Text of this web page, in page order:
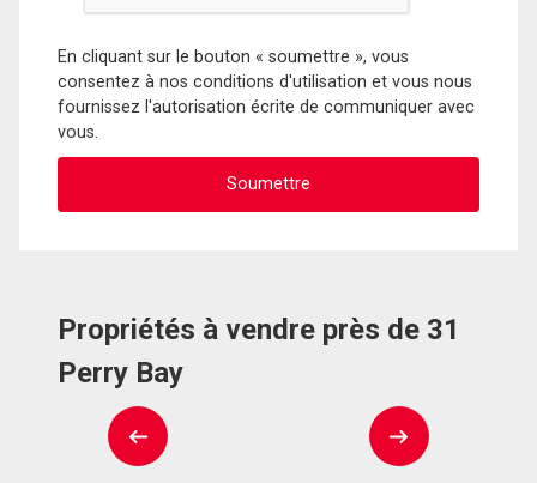
En cliquant sur le bouton « soumettre », vous
consentez à nos conditions d'utilisation et vous nous
fournissez l'autorisation écrite de communiquer avec
vous.
Propriétés à vendre près de 31
Perry Bay